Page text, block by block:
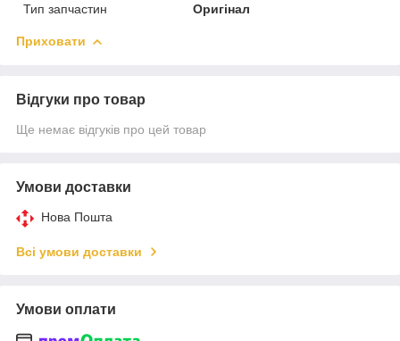
Тип запчастин
Оригінал
Приховати
Відгуки про товар
Ще немає відгуків про цей товар
Умови доставки
Нова Пошта
Всі умови доставки
Умови оплати